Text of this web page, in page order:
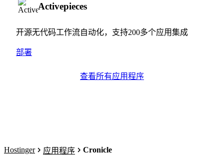
Activepieces
开源无代码工作流自动化，支持200多个应用集成
部署
查看所有应用程序
Hostinger 应用程序 Cronicle